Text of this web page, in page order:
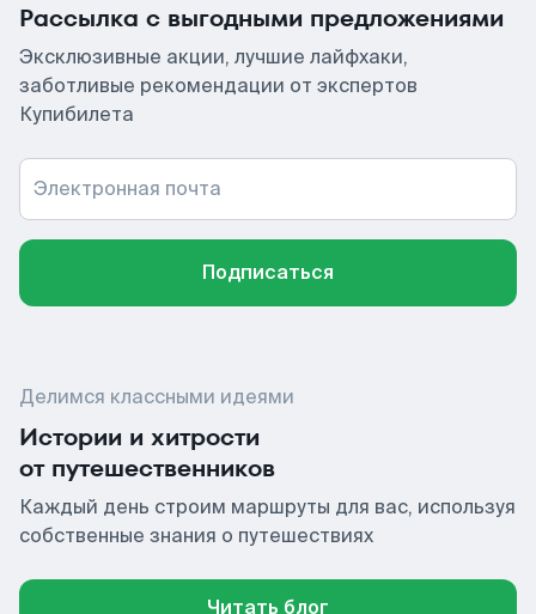
Рассылка с выгодными предложениями
Эксклюзивные акции, лучшие лайфхаки,
заботливые рекомендации от экспертов
Купибилета
Электронная почта
Подписаться
Делимся классными идеями
Истории и хитрости
от путешественников
Каждый день строим маршруты для вас, используя
собственные знания о путешествиях
Читать блог